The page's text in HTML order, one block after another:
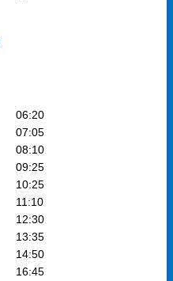
06:20
07:05
08:10
09:25
10:25
11:10
12:30
13:35
14:50
16:45